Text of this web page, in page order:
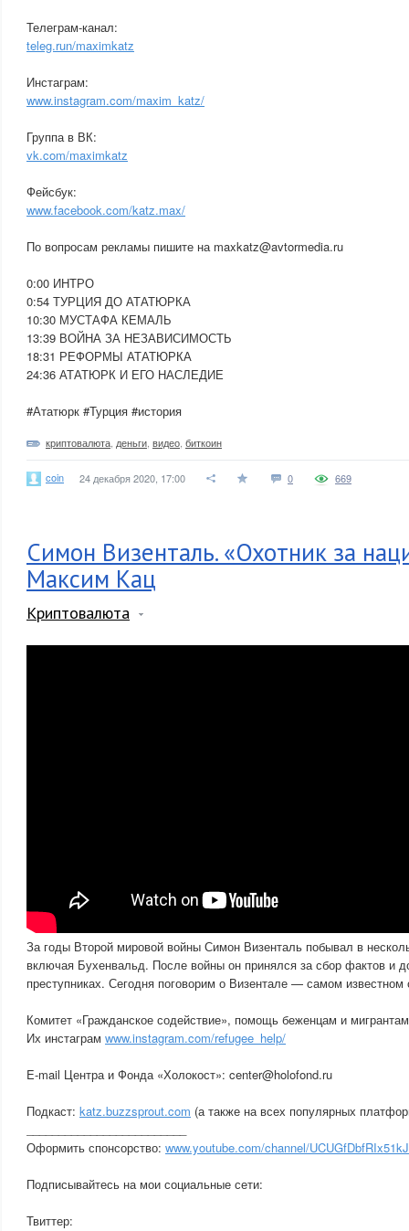
Телеграм-канал:
teleg.run/maximkatz
Инстаграм:
www.instagram.com/maxim_katz/
Группа в ВК:
vk.com/maximkatz
Фейсбук:
www.facebook.com/katz.max/
По вопросам рекламы пишите на maxkatz@avtormedia.ru
0:00 ИНТРО
0:54 ТУРЦИЯ ДО АТАТЮРКА
10:30 МУСТАФА КЕМАЛЬ
13:39 ВОЙНА ЗА НЕЗАВИСИМОСТЬ
18:31 РЕФОРМЫ АТАТЮРКА
24:36 АТАТЮРК И ЕГО НАСЛЕДИЕ
#Ататюрк #Турция #история
криптовалюта деньги видео биткоин
coin 24 декабря 2020, 17:00 0 669
Симон Визенталь. «Охотник за
Максим Кац
Криптовалюта
За годы Второй мировой войны Симон Визенталь побывал в
включая Бухенвальд. После войны он принялся за сбор фактов и
преступниках. Сегодня поговорим о Визентале — самом известном
Комитет «Гражданское содействие», помощь беженцам и
Их инстаграм www.instagram.com/refugee_help/
E-mail Центра и Фонда «Холокост»: center@holofond.ru
Подкаст: katz.buzzsprout.com (а также на всех популярных
Оформить спонсорство: www.youtube.com/channel/
Подписывайтесь на мои социальные сети:
Твиттер: